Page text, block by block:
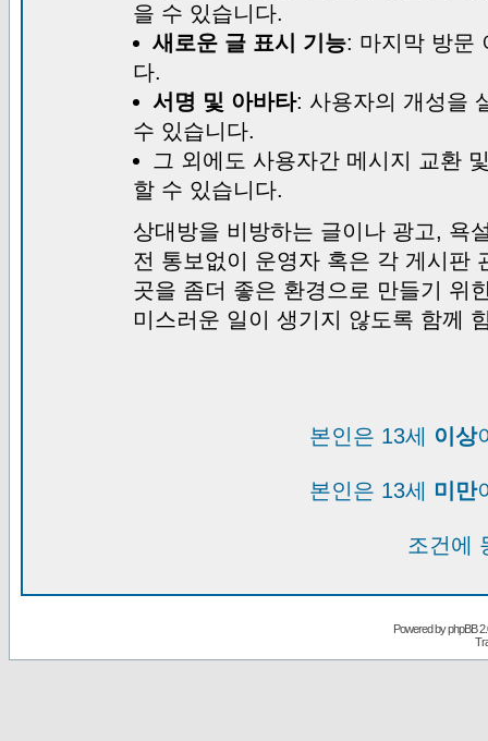
을 수 있습니다.
새로운 글 표시 기능: 마지막 방문
다.
서명 및 아바타: 사용자의 개성을
수 있습니다.
그 외에도 사용자간 메시지 교환
할 수 있습니다.
상대방을 비방하는 글이나 광고, 욕
전 통보없이 운영자 혹은 각 게시판
곳을 좀더 좋은 환경으로 만들기 위
미스러운 일이 생기지 않도록 함께
본인은 13세 이상
본인은 13세 미만
조건에
Powered byphpBB